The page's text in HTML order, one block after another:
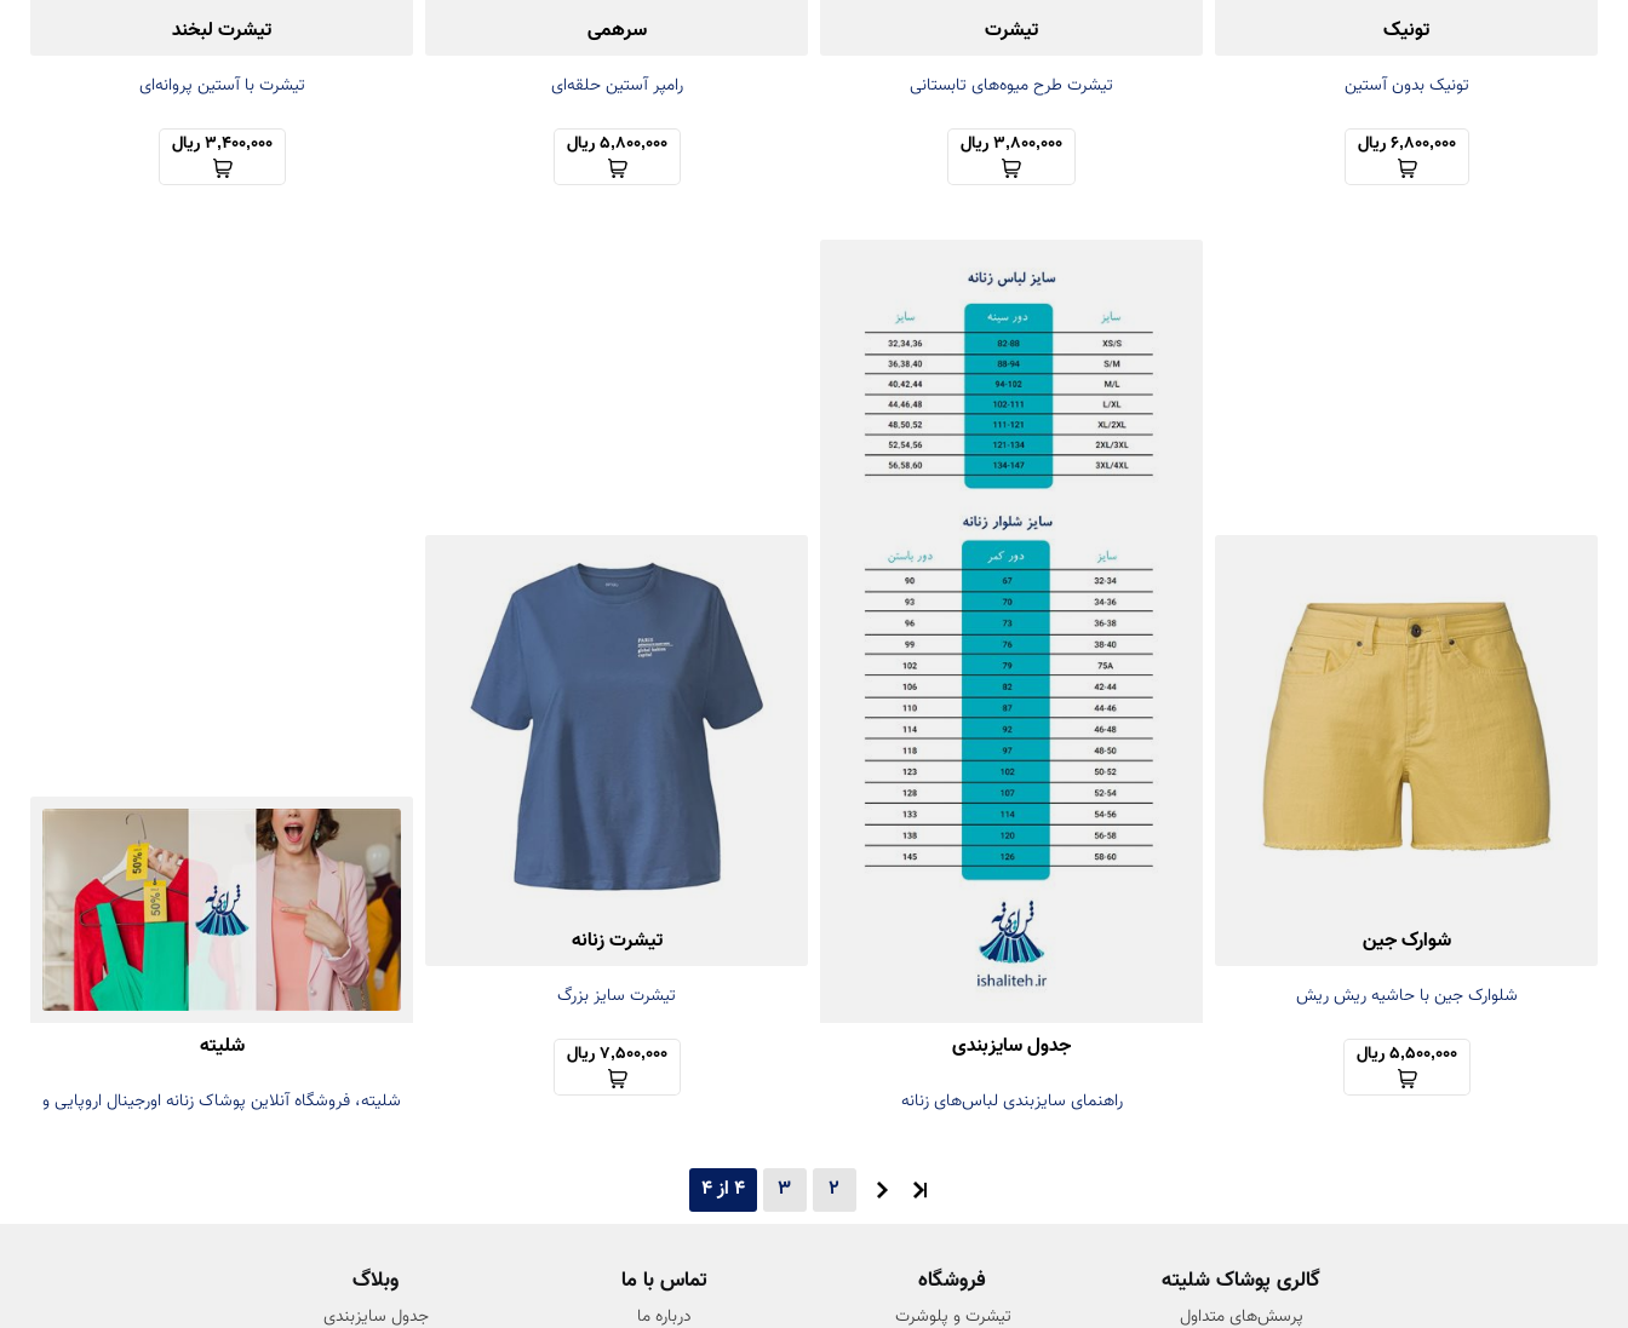
تونیک
تونیک بدون آستین
6,800,000 ریال
تیشرت
تیشرت طرح میوه‌های تابستانی
3,800,000 ریال
سرهمی
رامپر آستین حلقه‌ای
5,800,000 ریال
تیشرت لبخند
تیشرت با آستین پروانه‌ای
3,400,000 ریال
شوارک جین
شلوارک جین با حاشیه ریش ریش
5,500,000 ریال جدول سایزبندی
راهنمای سایزبندی لباس‌های زنانه
تیشرت زنانه
تیشرت سایز بزرگ
7,500,000 ریال شلیته
شلیته، فروشگاه آنلاین پوشاک زنانه اورجینال اروپایی و
2
3 4 از 4
گالری پوشاک شلیته
پرسش‌های متداول
فروشگاه
تیشرت و پلوشرت
تماس با ما
درباره ما
وبلاگ
جدول سایزبندی